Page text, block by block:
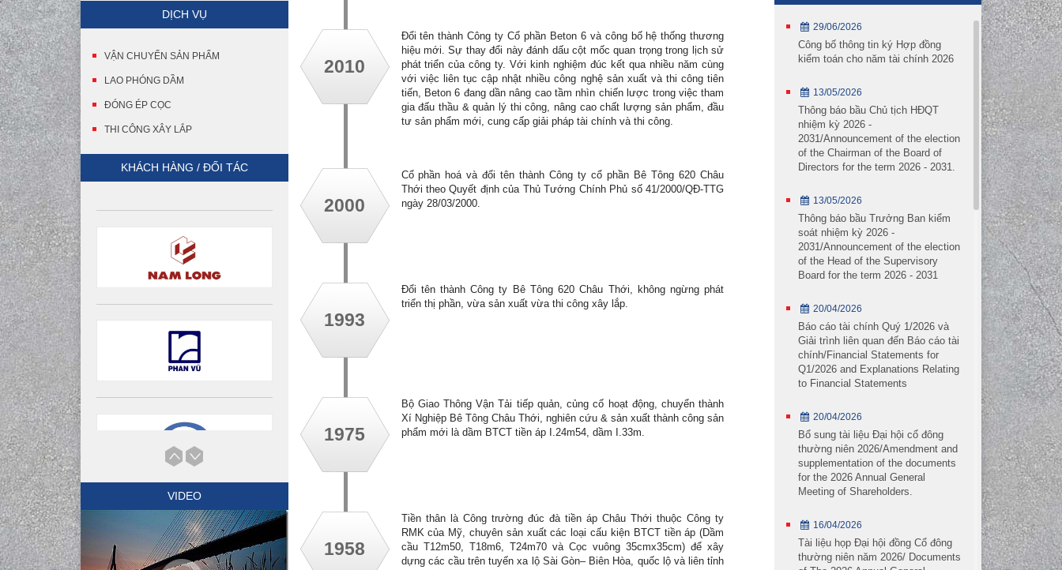
DỊCH VỤ
VẬN CHUYỂN SẢN PHẨM
LAO PHÓNG DẦM
ĐÓNG ÉP CỌC
THI CÔNG XÂY LẮP
KHÁCH HÀNG / ĐỐI TÁC
VIDEO
2010
Đổi tên thành Công ty Cổ phần Beton 6 và công bố hệ thống thương
hiệu mới. Sự thay đổi này đánh dấu cột mốc quan trọng trong lịch sử
phát triển của công ty. Với kinh nghiệm đúc kết qua nhiều năm cùng
với việc liên tục cập nhật nhiều công nghệ sản xuất và thi công tiên
tiến, Beton 6 đang dần nâng cao tầm nhìn chiến lược trong việc tham
gia đấu thầu & quản lý thi công, nâng cao chất lượng sản phẩm, đầu
tư sản phẩm mới, cung cấp giải pháp tài chính và thi công.
2000
Cổ phần hoá và đổi tên thành Công ty cổ phần Bê Tông 620 Châu
Thới theo Quyết định của Thủ Tướng Chính Phủ số 41/2000/QĐ-TTG
ngày 28/03/2000.
1993
Đổi tên thành Công ty Bê Tông 620 Châu Thới, không ngừng phát
triển thị phần, vừa sản xuất vừa thi công xây lắp.
1975
Bộ Giao Thông Vận Tải tiếp quản, củng cố hoạt động, chuyển thành
Xí Nghiệp Bê Tông Châu Thới, nghiên cứu & sản xuất thành công sản
phẩm mới là dầm BTCT tiền áp I.24m54, dầm I.33m.
1958
Tiền thân là Công trường đúc đà tiền áp Châu Thới thuộc Công ty
RMK của Mỹ, chuyên sản xuất các loại cấu kiện BTCT tiền áp (Dầm
cầu T12m50, T18m6, T24m70 và Cọc vuông 35cmx35cm) để xây
dựng các cầu trên tuyến xa lộ Sài Gòn– Biên Hòa, quốc lộ và liên tỉnh
29/06/2026
Công bố thông tin ký Hợp đồng
kiểm toán cho năm tài chính 2026
13/05/2026
Thông báo bầu Chủ tịch HĐQT
nhiệm kỳ 2026 -
2031/Announcement of the election
of the Chairman of the Board of
Directors for the term 2026 - 2031.
13/05/2026
Thông báo bầu Trưởng Ban kiểm
soát nhiệm kỳ 2026 -
2031/Announcement of the election
of the Head of the Supervisory
Board for the term 2026 - 2031
20/04/2026
Báo cáo tài chính Quý 1/2026 và
Giải trình liên quan đến Báo cáo tài
chính/Financial Statements for
Q1/2026 and Explanations Relating
to Financial Statements
20/04/2026
Bổ sung tài liệu Đại hội cổ đông
thường niên 2026/Amendment and
supplementation of the documents
for the 2026 Annual General
Meeting of Shareholders.
16/04/2026
Tài liệu họp Đại hội đồng Cổ đông
thường niên năm 2026/ Documents
Dầm bê tông
Dầm chữ U
Cọc ống ly tâm
Cọc ván bê tông
Cọc vuông bê tông
Segment
Hồ sơ doanh nghiệp
Dầm bê tông